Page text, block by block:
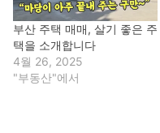
부산 주택 매매, 살기 좋은 주
택을 소개합니다
4월 26, 2025
"부동산"에서